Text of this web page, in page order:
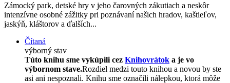
Zámocký park, detské hry v jeho čarovných zákutiach a neskôr
intenzívne osobné zážitky pri poznávaní našich hradov, kaštieľov,
jaskýň, kláštorov a ďalších...
Čítaná
výborný stav
Túto knihu sme vykúpili cez Knihovrátok a je vo
výbornom stave.Rozdiel medzi touto knihou a novou by ste
asi ani nespoznali. Knihu sme označili nálepkou, ktorá môže